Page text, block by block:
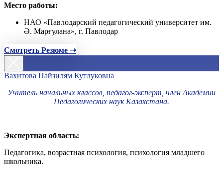
Место работы:
НАО «Павлодарский педагогический университет им.
Ә. Марғулана», г. Павлодар
Смотреть Резюме ➝
Вахитова Пайзилям Кутлуковна
Учитель начальных классов, педагог-эксперт, член Академии
Педагогических наук Казахстана.
Экспертная область:
Педагогика, возрастная психология, психология младшего
школьника.